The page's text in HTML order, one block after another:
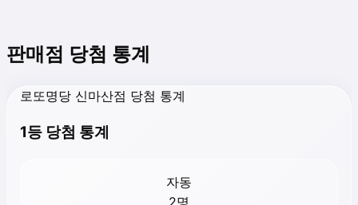
판매점 당첨 통계
로또명당 신마산점 당첨 통계
1등 당첨 통계
자동